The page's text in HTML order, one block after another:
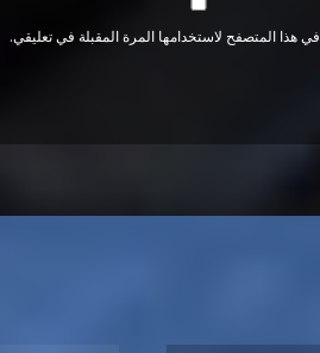
هذا المتصفح لاستخدامها المرة المقبلة في تعليقي.